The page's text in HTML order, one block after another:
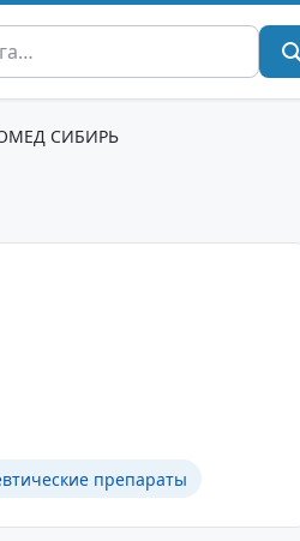
СИБИРЬ
препараты